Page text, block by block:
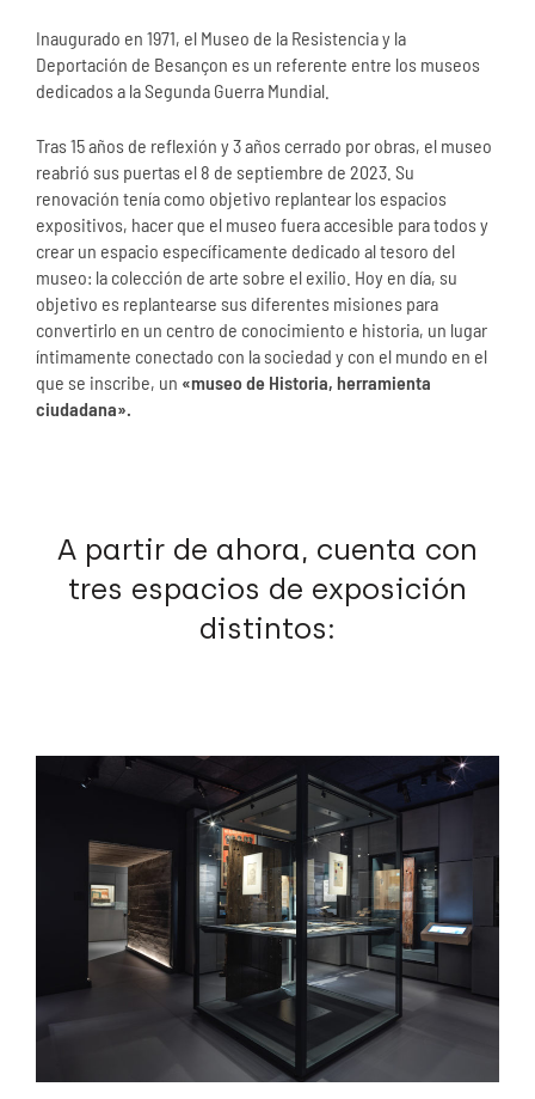
Inaugurado en 1971, el Museo de la Resistencia y la
Deportación de Besançon es un referente entre los museos
dedicados a la Segunda Guerra Mundial.
Tras 15 años de reflexión y 3 años cerrado por obras, el museo
reabrió sus puertas el 8 de septiembre de 2023. Su
renovación tenía como objetivo replantear los espacios
expositivos, hacer que el museo fuera accesible para todos y
crear un espacio específicamente dedicado al tesoro del
museo: la colección de arte sobre el exilio. Hoy en día, su
objetivo es replantearse sus diferentes misiones para
convertirlo en un centro de conocimiento e historia, un lugar
íntimamente conectado con la sociedad y con el mundo en el
que se inscribe, un «museo de Historia, herramienta
ciudadana».
A partir de ahora, cuenta con
tres espacios de exposición
distintos: